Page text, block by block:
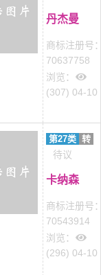
丹杰曼
商标注册号
70637758
浏览：
(307) 04-10
第27类 转
待议
卡纳森
商标注册号
70543914
浏览：
(296) 04-10